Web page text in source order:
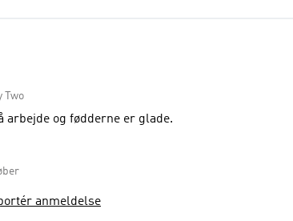
Two
arbejde og fødderne er glade.
anmeldelse